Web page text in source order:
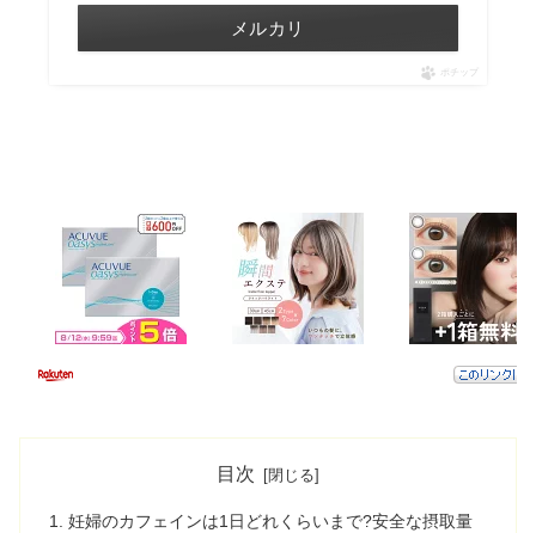
メルカリ
ポチップ
目次
妊婦のカフェインは1日どれくらいまで?安全な摂取量